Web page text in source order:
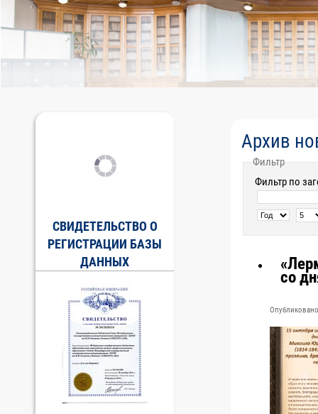
СВИДЕТЕЛЬСТВО О
РЕГИСТРАЦИИ БАЗЫ
ДАННЫХ
Архив
Фильтр
Фильтр по
со